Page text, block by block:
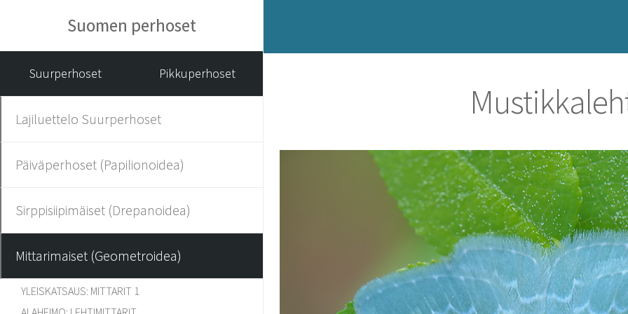
Suomen perhoset
Suurperhoset Pikkuperhoset
Lajiluettelo Suurperhoset
Päiväperhoset (Papilionoidea)
Sirppisiipimäiset (Drepanoidea)
Mittarimaiset (Geometroidea)
YLEISKATSAUS: MITTARIT 1